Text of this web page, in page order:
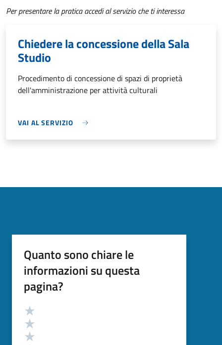
Per presentare la pratica accedi al servizio che ti interessa
Chiedere la concessione della Sala
Studio
Procedimento di concessione di spazi di proprietà
dell'amministrazione per attività culturali
VAI AL SERVIZIO
Quanto sono chiare le
informazioni su questa
pagina?
Valutazione